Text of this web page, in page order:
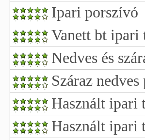
Ipari porszívó
Vanett bt ipari
Nedves és
Száraz
Használt ipari
Használt ipari